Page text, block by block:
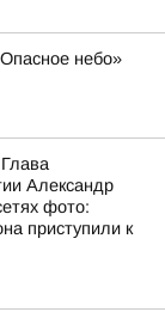
небо»
Александр
фото:
приступили к